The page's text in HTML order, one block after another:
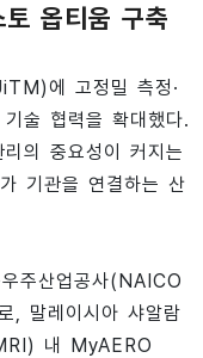
옵티움 구축
에 고정밀 측정·
술 협력을 확대했다.
의 중요성이 커지는
기관을 연결하는 산
주산업공사(NAICO
, 말레이시아 샤알람
내 MyAERO